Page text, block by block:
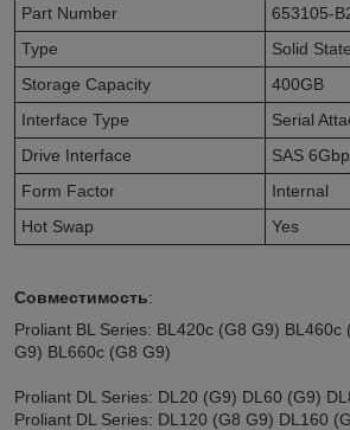
Part Number
653105-
Type
Solid
Storage Capacity
400GB
Interface Type
Serial
Drive Interface
SAS
Form Factor
Internal
Hot Swap
Yes
Совместимость:
Proliant BL Series: BL420c (G8 G9) BL460c
G9) BL660c (G8 G9)
Proliant DL Series: DL20 (G9) DL60 (G9)
Proliant DL Series: DL120 (G8 G9) DL160